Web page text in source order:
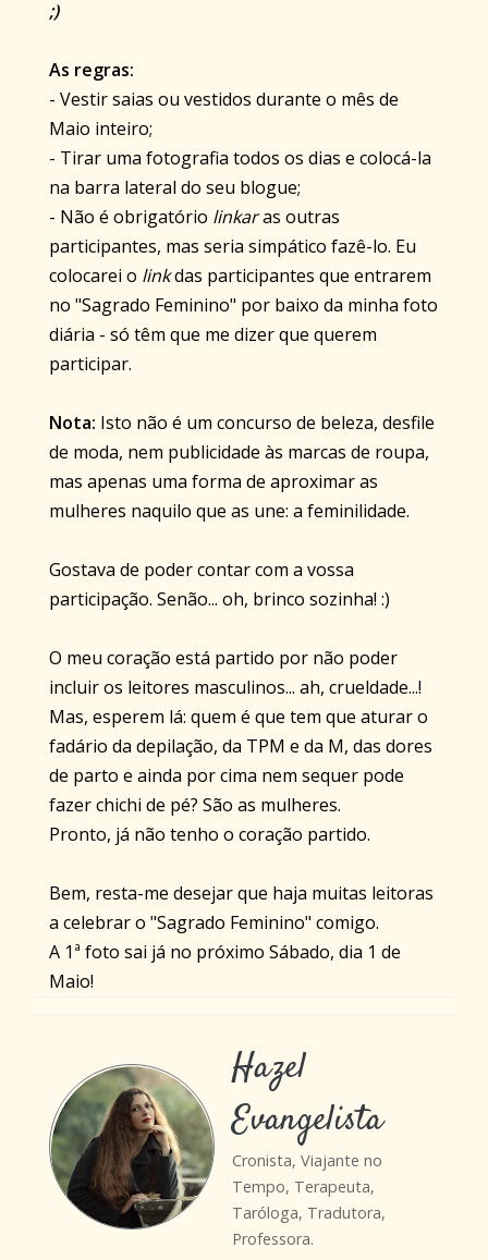
;)
As regras:
- Vestir saias ou vestidos durante o mês de
Maio inteiro;
- Tirar uma fotografia todos os dias e colocá-la
na barra lateral do seu blogue;
- Não é obrigatório linkaras outras
participantes, mas seria simpático fazê-lo. Eu
colocarei o linkdas participantes que entrarem
no "Sagrado Feminino" por baixo da minha foto
diária - só têm que me dizer que querem
participar.
Nota: Isto não é um concurso de beleza, desfile
de moda, nem publicidade às marcas de roupa,
mas apenas uma forma de aproximar as
mulheres naquilo que as une: a feminilidade.
Gostava de poder contar com a vossa
participação. Senão... oh, brinco sozinha! :)
O meu coração está partido por não poder
incluir os leitores masculinos... ah, crueldade...!
Mas, esperem lá: quem é que tem que aturar o
fadário da depilação, da TPM e da M, das dores
de parto e ainda por cima nem sequer pode
fazer chichi de pé? São as mulheres.
Pronto, já não tenho o coração partido.
Bem, resta-me desejar que haja muitas leitoras
a celebrar o "Sagrado Feminino" comigo.
A 1ª foto sai já no próximo Sábado, dia 1 de
Maio!
Hazel
Evangelista
Cronista, Viajante no
Tempo, Terapeuta,
Taróloga, Tradutora,
Professora.